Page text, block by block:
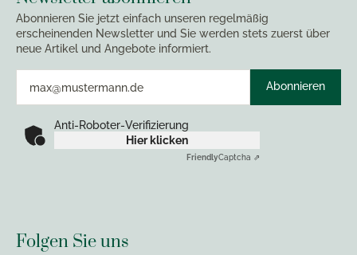
Abonnieren Sie jetzt einfach unseren regelmäßig
erscheinenden Newsletter und Sie werden stets zuerst über
neue Artikel und Angebote informiert.
Abonnieren
Anti-Roboter-Verifizierung
Hier klicken
FriendlyCaptcha ⇗
Folgen Sie uns